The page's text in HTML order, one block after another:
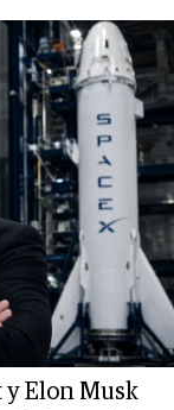
y Elon Musk